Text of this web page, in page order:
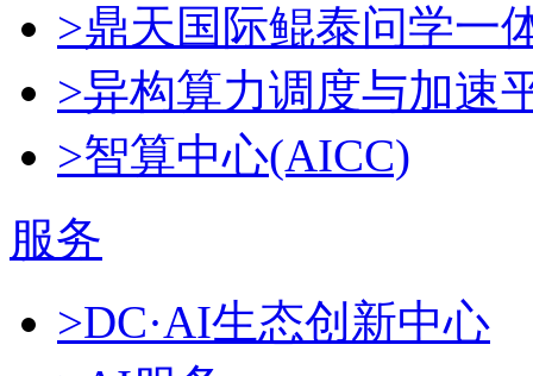
>鼎天国际鲲泰问学一
>异构算力调度与加速
>智算中心(AICC)
服务
>DC·AI生态创新中心